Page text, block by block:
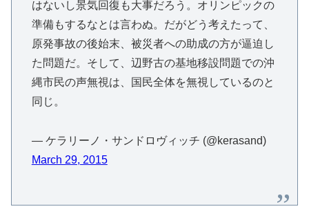
はないし景気回復も大事だろう。オリンピックの
準備もするなとは言わぬ。だがどう考えたって、
原発事故の後始末、被災者への助成の方が逼迫し
た問題だ。そして、辺野古の基地移設問題での沖
縄市民の声無視は、国民全体を無視しているのと
同じ。
— ケラリーノ・サンドロヴィッチ (@kerasand)
March 29, 2015